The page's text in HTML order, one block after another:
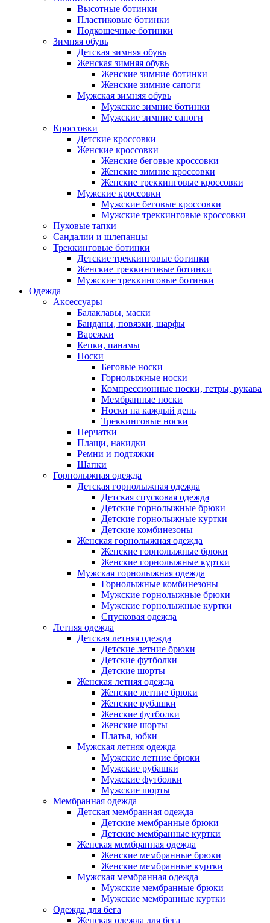
Высотные ботинки
Пластиковые ботинки
Подкошечные ботинки
Зимняя обувь
Детская зимняя обувь
Женская зимняя обувь
Женские зимние ботинки
Женские зимние сапоги
Мужская зимняя обувь
Мужские зимние ботинки
Мужские зимние сапоги
Кроссовки
Детские кроссовки
Женские кроссовки
Женские беговые кроссовки
Женские зимние кроссовки
Женские треккинговые кроссовки
Мужские кроссовки
Мужские беговые кроссовки
Мужские треккинговые кроссовки
Пуховые тапки
Сандалии и шлепанцы
Треккинговые ботинки
Детские треккинговые ботинки
Женские треккинговые ботинки
Мужские треккинговые ботинки
Одежда
Аксессуары
Балаклавы, маски
Банданы, повязки, шарфы
Варежки
Кепки, панамы
Носки
Беговые носки
Горнолыжные носки
Компрессионные носки, гетры, рукава
Мембранные носки
Носки на каждый день
Треккинговые носки
Перчатки
Плащи, накидки
Ремни и подтяжки
Шапки
Горнолыжная одежда
Детская горнолыжная одежда
Детская спусковая одежда
Детские горнолыжные брюки
Детские горнолыжные куртки
Детские комбинезоны
Женская горнолыжная одежда
Женские горнолыжные брюки
Женские горнолыжные куртки
Мужская горнолыжная одежда
Горнолыжные комбинезоны
Мужские горнолыжные брюки
Мужские горнолыжные куртки
Спусковая одежда
Летняя одежда
Детская летняя одежда
Детские летние брюки
Детские футболки
Детские шорты
Женская летняя одежда
Женские летние брюки
Женские рубашки
Женские футболки
Женские шорты
Платья, юбки
Мужская летняя одежда
Мужские летние брюки
Мужские рубашки
Мужские футболки
Мужские шорты
Мембранная одежда
Детская мембранная одежда
Детские мембранные брюки
Детские мембранные куртки
Женская мембранная одежда
Женские мембранные брюки
Женские мембранные куртки
Мужская мембранная одежда
Мужские мембранные брюки
Мужские мембранные куртки
Одежда для бега
Женская одежда для бега